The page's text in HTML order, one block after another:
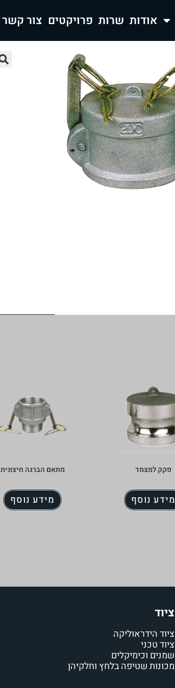
אודות שרות פרויקטים צור קשר
פקק למצמד
מידע נוסף
מתאם הברגה חיצונית
מידע נוסף
ציוד
ציוד הידראוליקה
ציוד טכני
שמנים וכימיקלים
מכונות שטיפה בלחץ וחלקיהן